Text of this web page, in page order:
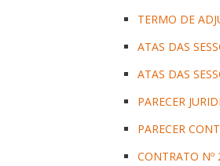
TERMO DE
ATAS DAS
ATAS DAS
PARECER
PARECER
CONTRATO Nº